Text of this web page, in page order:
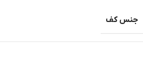
جنس کف